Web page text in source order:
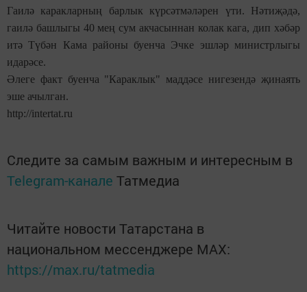
Гаилә каракларның барлык күрсәтмәләрен үти. Нәтиҗәдә,
гаилә башлыгы 40 мең сум акчасыннан колак кага, дип хәбәр
итә Түбән Кама районы буенча Эчке эшләр министрлыгы
идарәсе.
Әлеге факт буенча "Караклык" маддәсе нигезендә җинаять
эше ачылган.
http://intertat.ru
Следите за самым важным и интересным в
Telegram-канале Татмедиа
Читайте новости Татарстана в
национальном мессенджере MАХ:
https://max.ru/tatmedia